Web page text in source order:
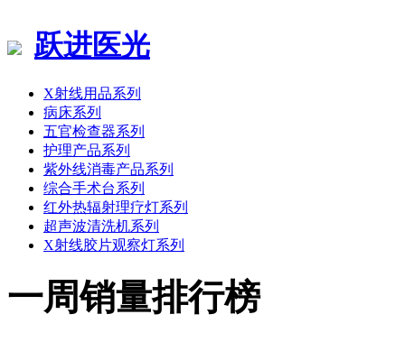
跃进医光
X射线用品系列
病床系列
五官检查器系列
护理产品系列
紫外线消毒产品系列
综合手术台系列
红外热辐射理疗灯系列
超声波清洗机系列
X射线胶片观察灯系列
一周销量排行榜